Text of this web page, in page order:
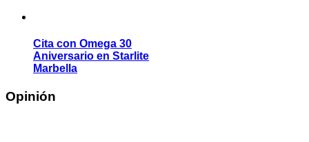
Cita con Omega 30
Aniversario en Starlite
Marbella
Opinión